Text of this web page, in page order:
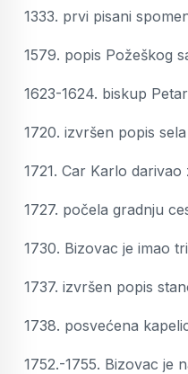
1333. prvi pisani
1579. popis Požeškog
1623-1624. biskup
1720. izvršen popis
1721. Car Karlo
1727. počela gradnju
1730. Bizovac je imao
1737. izvršen popis
1738. posvećena
1752.-1755. Bizovac je